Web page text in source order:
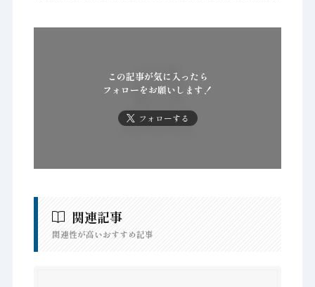
この記事が気に入ったら
フォローをお願いします！
フォローする
関連記事
関連性が高いおすすめ記事